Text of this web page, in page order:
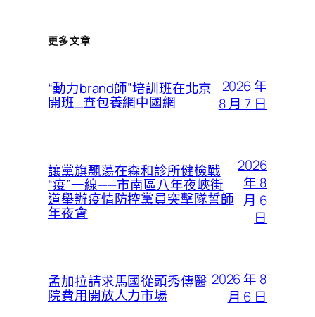
更多文章
“動力brand師”培訓班在北京
開班_查包養網中國網
2026 年
8 月 7 日
讓黨旗飄蕩在森和診所健檢戰
“疫”一線——市南區八年夜峽街
道舉辦疫情防控黨員突擊隊誓師
年夜會
2026
年 8
月 6
日
孟加拉請求馬國從頭秀傳醫
院費用開放人力市場
2026 年 8
月 6 日